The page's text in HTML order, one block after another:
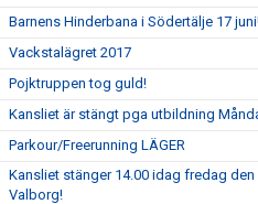
Barnens Hinderbana i Södertälje 17
Vackstalägret 2017
Pojktruppen tog guld!
Kansliet är stängt pga utbildning
Parkour/Freerunning LÄGER
Kansliet stänger 14.00 idag fredag den
Valborg!